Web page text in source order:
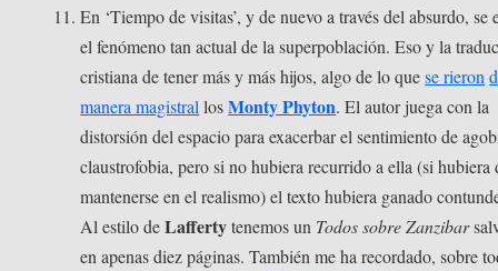
En ‘Tiempo de visitas’, y de nuevo a través del absurdo, se
el fenómeno tan actual de la superpoblación. Eso y la
cristiana de tener más y más hijos, algo de lo quese rieron
manera magistral losMonty Phyton. El autor juega con la
distorsión del espacio para exacerbar el sentimiento de
claustrofobia, pero si no hubiera recurrido a ella (si hubiera
mantenerse en el realismo) el texto hubiera ganado
Al estilo deLaffertytenemos un Todos sobre Zanzibar
en apenas diez páginas. También me ha recordado, sobre